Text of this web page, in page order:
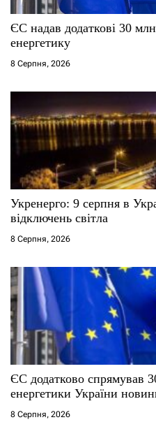
с
і
в
ЄС надав додаткові 30
енергетику
8 Серпня, 2026
Укренерго: 9 серпня в
відключень світла
8 Серпня, 2026
ЄС додатково спрямував
енергетики України
8 Серпня, 2026